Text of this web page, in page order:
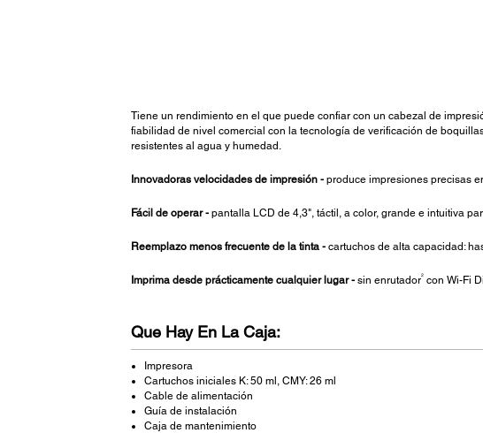
Tiene un rendimiento en el que puede confiar con un cabezal de
fiabilidad de nivel comercial con la tecnología de verificación de
resistentes al agua y humedad.
Innovadoras velocidades de impresión -produce impresiones precisas
Fácil de operar -pantalla LCD de 4,3", táctil, a color, grande e intuitiva
Reemplazo menos frecuente de la tinta -cartuchos de alta capacidad:
Imprima desde prácticamente cualquier lugar -sin enrutador2con Wi-Fi
Que Hay En La Caja:
Impresora
Cartuchos iniciales K: 50 ml, CMY: 26 ml
Cable de alimentación
Guía de instalación
Caja de mantenimiento